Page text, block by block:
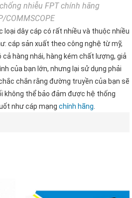
nhiễu FPT chính hãng
COMMSCOPE
loại dây cáp có rất nhiều và thuộc nhiều
cáp sản xuất theo công nghệ từ mỹ,
cả hàng nhái, hàng kém chất lượng, giả
của bạn lớn, nhưng lại sử dụng phải
chắn rằng đường truyền của bạn sẽ
không thể bảo đảm được hệ thống
như cáp mạng chính hãng.